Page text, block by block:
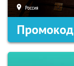
Россия
Промокод